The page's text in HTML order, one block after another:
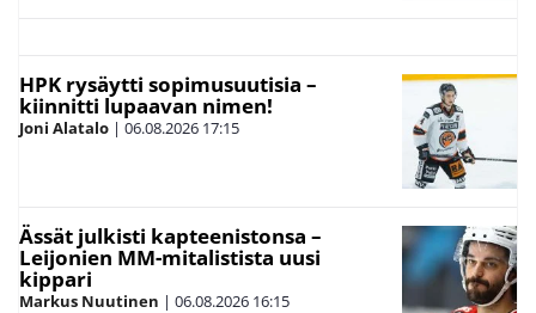
HPK rysäytti sopimusuutisia –
kiinnitti lupaavan nimen!
Joni Alatalo | 06.08.2026 17:15
Ässät julkisti kapteenistonsa –
Leijonien MM-mitalistista uusi
kippari
Markus Nuutinen | 06.08.2026 16:15